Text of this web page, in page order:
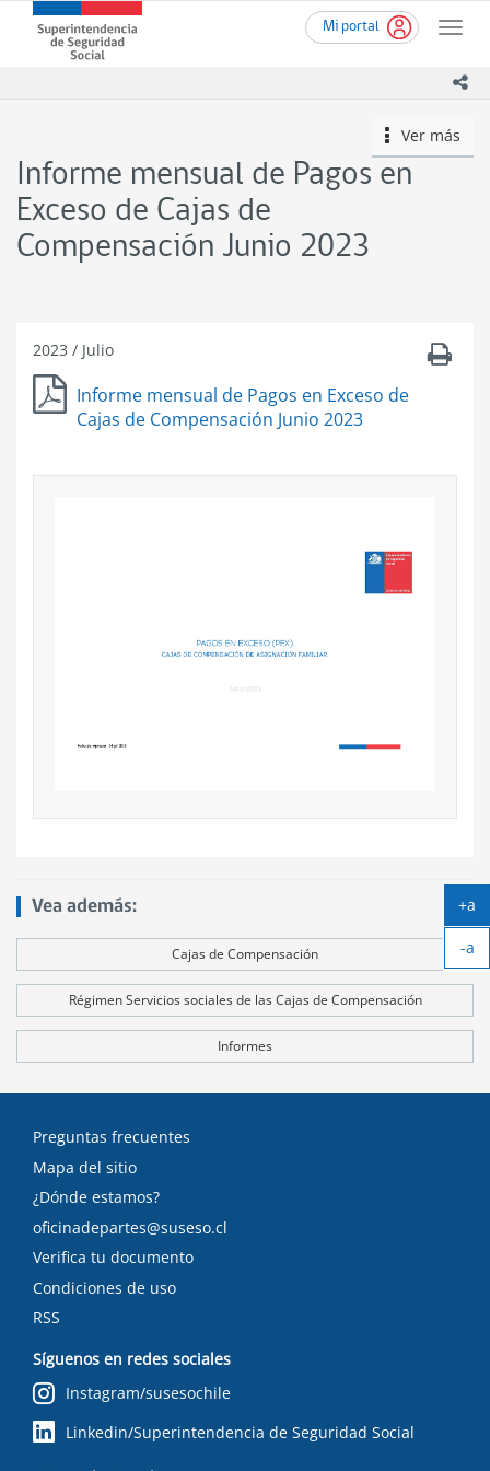
contenido
Mi portal
Toggle
Superintendencia
de
Gobierno
de
Chile
icono
Ver más
Informe mensual de Pagos en
Exceso de Cajas de
Compensación Junio 2023
2023 / Julio
Informe mensual de Pagos en Exceso de
Cajas de Compensación Junio 2023
Vea además:
Cajas de Compensación
Régimen Servicios sociales de las Cajas de Compensación
Informes
Preguntas frecuentes
Mapa del sitio
¿Dónde estamos?
oficinadepartes@suseso.cl
Verifica tu documento
Condiciones de uso
RSS
Síguenos en redes sociales
Instagram/susesochile
Linkedin/Superintendencia de Seguridad Social
+a
-a